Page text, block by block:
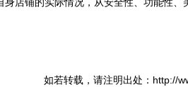
如若转载，请注明出处：http://